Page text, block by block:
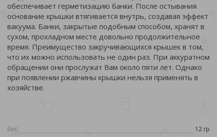
обеспечивает герметизацию банки. После остывания
основание крышки втягивается внутрь, создавая эффект
вакуума. Банки, закрытые подобным способом, хранят в
сухом, прохладном месте довольно продолжительное
время. Преимущество закручивающихся крышек в том,
что их можно использовать не один раз. При аккуратном
обращении они прослужат Вам около пяти лет. Однако
при появлении ржавчины крышки нельзя применять в
хозяйстве.
Вес
12 гр